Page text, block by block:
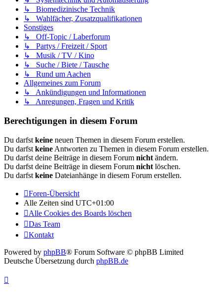
↳ Biomedizinische Technik
↳ Wahlfächer, Zusatzqualifikationen
Sonstiges
↳ Off-Topic / Laberforum
↳ Partys / Freizeit / Sport
↳ Musik / TV / Kino
↳ Suche / Biete / Tausche
↳ Rund um Aachen
Allgemeines zum Forum
↳ Ankündigungen und Informationen
↳ Anregungen, Fragen und Kritik
Berechtigungen in diesem Forum
Du darfst keine neuen Themen in diesem Forum erstellen.
Du darfst keine Antworten zu Themen in diesem Forum erstellen.
Du darfst deine Beiträge in diesem Forum nicht ändern.
Du darfst deine Beiträge in diesem Forum nicht löschen.
Du darfst keine Dateianhänge in diesem Forum erstellen.
Foren-Übersicht
Alle Zeiten sind UTC+01:00
Alle Cookies des Boards löschen
Das Team
Kontakt
Powered by phpBB® Forum Software © phpBB Limited
Deutsche Übersetzung durch phpBB.de